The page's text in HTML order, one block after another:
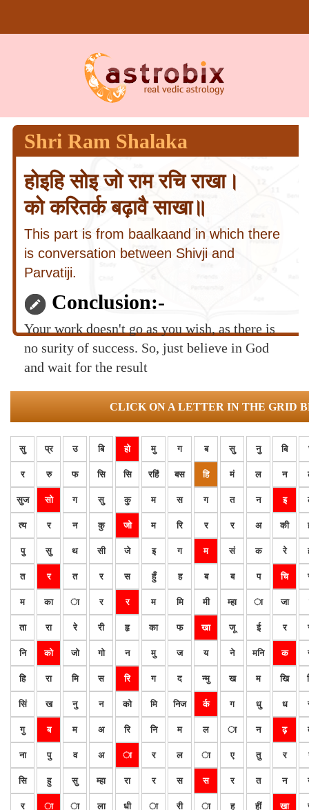
Shri Ram Shalaka
होइहि सोइ जो राम रचि राखा।
को करितर्क बढ़ावै साखा॥
This part is from baalkaand in which there
is conversation between Shivji and
Parvatiji.
Conclusion:-
Your work doesn't go as you wish, as there is
no surity of success. So, just believe in God
and wait for the result
CLICK ON A LETTER IN THE GRID
सु प्र उ बि हो मु ग ब सु नु बि
र रु फ सि सि रहिं बस हि मं ल न
सुज सो ग सु कु म स ग त न इ
त्य र न कु जो म रि र र अ की
पु सु थ सी जे इ ग म सं क रे
त र त र स हुँ ह ब ब प चि
म का ा र र म मि मी म्हा ा जा
ता रा रे री हृ का फ खा जू ई र
नि को जो गो न मु ज य ने मनि क
हि रा मि स रि ग द न्मु ख म खि
सिं ख नु न को मि निज र्क ग धु ध
गु ब म अ रि नि म ल ा न ढ़
ना पु व अ ा र ल ा ए तु र
सि हु सु म्हा रा र स स र त न
र ा ा ला धी ा री ा हू हीं खा